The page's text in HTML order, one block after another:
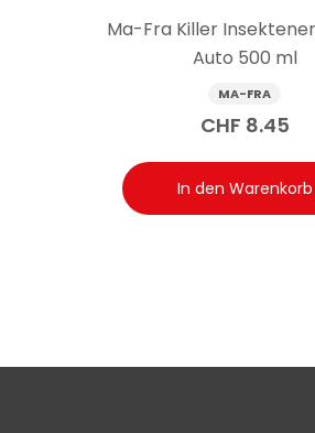
Ma-Fra Killer
Auto 500 ml
MA-FRA
CHF 8.45
In den Warenkorb